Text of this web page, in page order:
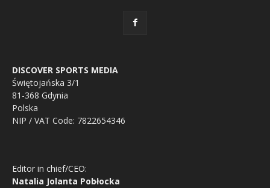
DISCOVER SPORTS MEDIA
Świętojańska 3/1
81-368 Gdynia
Polska
NIP / VAT Code: 7822654346
Editor in chief/CEO:
Natalia Jolanta Pobłocka